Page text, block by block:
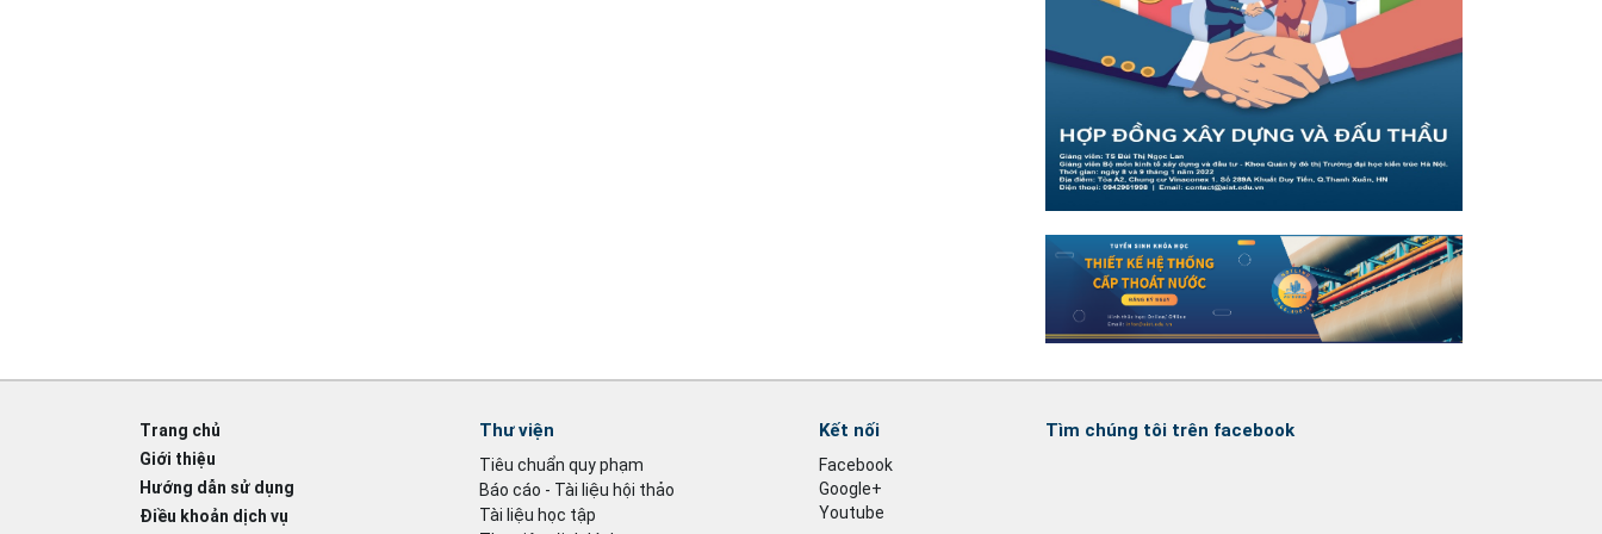
Trang chủ
Giới thiệu
Hướng dẫn sử dụng
Điều khoản dịch vụ
Thư viện
Tiêu chuẩn quy phạm
Báo cáo - Tài liệu hội thảo
Tài liệu học tập
Kết nối
Facebook
Google+
Youtube
Tìm chúng tôi trên facebook